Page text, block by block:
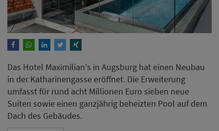
Das Hotel Maximilian's in Augsburg hat einen Neubau
in der Katharinengasse eröffnet. Die Erweiterung
umfasst für rund acht Millionen Euro sieben neue
Suiten sowie einen ganzjährig beheizten Pool auf dem
Dach des Gebäudes.